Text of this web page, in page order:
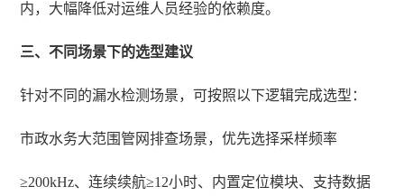
内，大幅降低对运维人员经验的依赖度。
三、不同场景下的选型建议
针对不同的漏水检测场景，可按照以下逻辑完成选型：
市政水务大范围管网排查场景，优先选择采样频率
≥200kHz、连续续航≥12小时、内置定位模块、支持数据